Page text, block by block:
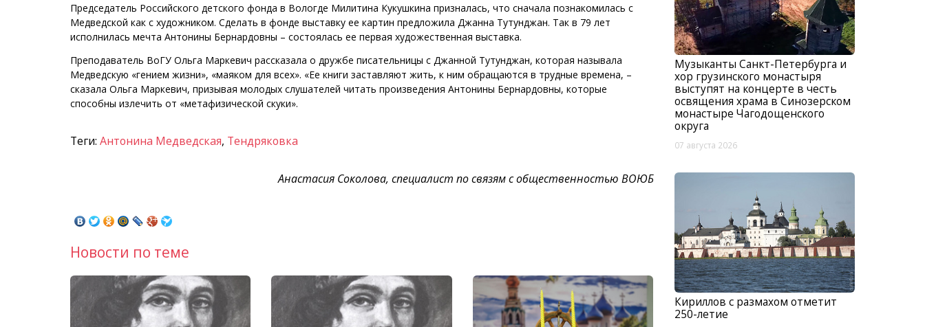
Председатель Российского детского фонда в Вологде Милитина Кукушкина призналась, что сначала познакомилась с
Медведской как с художником. Сделать в фонде выставку ее картин предложила Джанна Тутунджан. Так в 79 лет
исполнилась мечта Антонины Бернардовны – состоялась ее первая художественная выставка.
Преподаватель ВоГУ Ольга Маркевич рассказала о дружбе писательницы с Джанной Тутунджан, которая называла
Медведскую «гением жизни», «маяком для всех». «Ее книги заставляют жить, к ним обращаются в трудные времена, –
сказала Ольга Маркевич, призывая молодых слушателей читать произведения Антонины Бернардовны, которые
способны излечить от «метафизической скуки».
Теги: Антонина Медведская, Тендряковка
Анастасия Соколова, специалист по связям с общественностью ВОЮБ
Новости по теме
Музыканты Санкт-Петербурга и
хор грузинского монастыря
выступят на концерте в честь
освящения храма в Синозерском
монастыре Чагодощенского
округа
07 августа 2026
Кириллов с размахом отметит
250-летие